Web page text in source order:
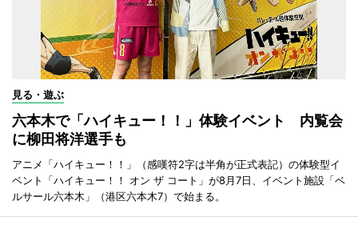
見る・遊ぶ
六本木で「ハイキュー！！」体験イベント 内覧会
に柳田将洋選手も
アニメ「ハイキュー！！」（感嘆符2字は半角が正式表記）の体験型イ
ベント「ハイキュー！！ オン ザ コート」が8月7日、イベント施設「ベ
ルサール六本木」（港区六本木7）で始まる。